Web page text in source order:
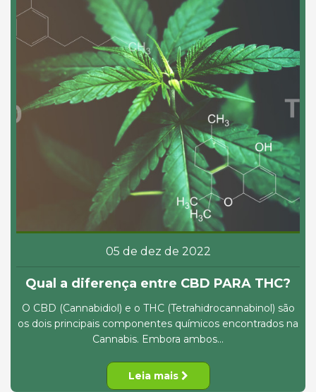
05 de dez de 2022
Qual a diferença entre CBD PARA THC?
O CBD (Cannabidiol) e o THC (Tetrahidrocannabinol) são
os dois principais componentes químicos encontrados na
Cannabis. Embora ambos...
Leia mais